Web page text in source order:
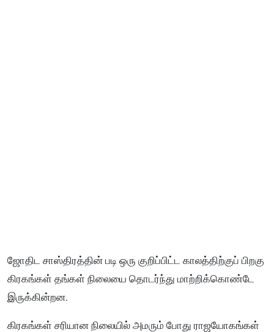
ஜோதிட சாஸ்திரத்தின் படி ஒரு குறிப்பிட்ட காலத்திற்குப் பிறகு
கிரகங்கள் தங்கள் நிலையை தொடர்ந்து மாற்றிக்கொண்டே
இருக்கின்றன.
கிரகங்கள் சரியான நிலையில் அமரும் போது ராஜயோகங்கள்